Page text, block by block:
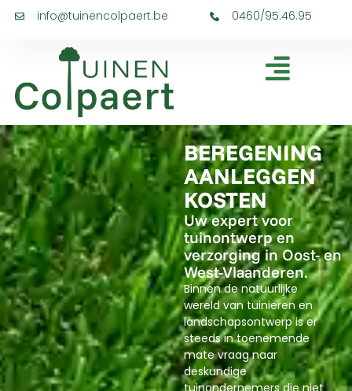
info@tuinencolpaert.be 0460/95.46.95
BEREGENING
AANLEGGEN
KOSTEN
Uw expert voor
tuinontwerp en
verzorging in Oost- en
West-Vlaanderen.
Binnen de natuurlijke
wereld van tuinieren en
landschapsontwerp is er
steeds in toenemende
mate vraag naar
deskundige
tuinondernemers die niet